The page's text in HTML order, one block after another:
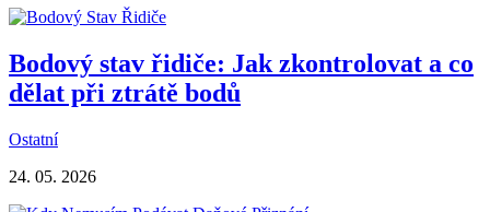
Bodový stav řidiče: Jak zkontrolovat a co
dělat při ztrátě bodů
Ostatní
24. 05. 2026